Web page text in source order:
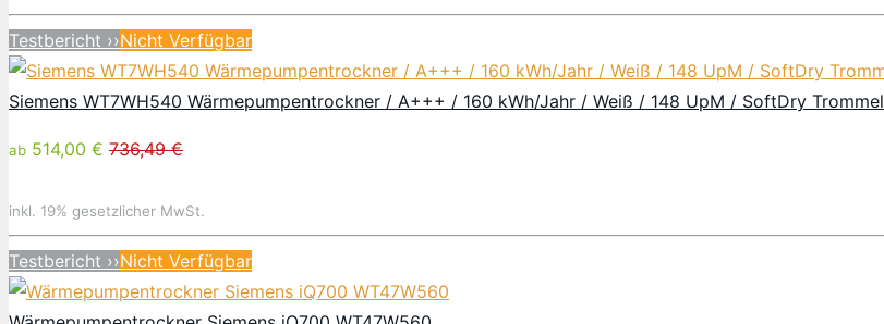
Testbericht ››Nicht Verfügbar
Siemens WT7WH540 Wärmepumpentrockner / A+++ / 160 kWh/Jahr / Weiß / 148 UpM / SoftDry Trommel
ab 514,00 € 736,49 €
inkl. 19% gesetzlicher MwSt.
Testbericht ››Nicht Verfügbar